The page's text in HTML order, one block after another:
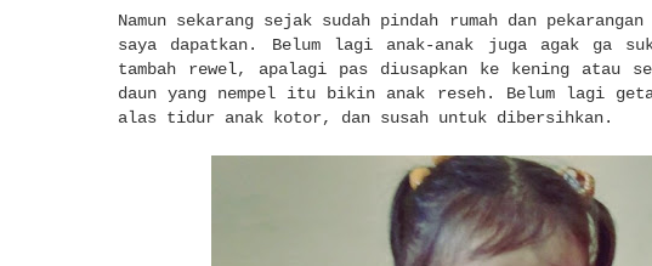
Namun sekarang sejak sudah pindah rumah dan
saya dapatkan. Belum lagi anak-anak juga agak ga
tambah rewel, apalagi pas diusapkan ke kening atau
daun yang nempel itu bikin anak reseh. Belum lagi
alas tidur anak kotor, dan susah untuk dibersihkan.